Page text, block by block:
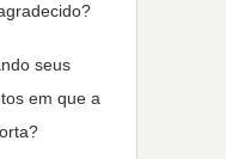
seus
em que a